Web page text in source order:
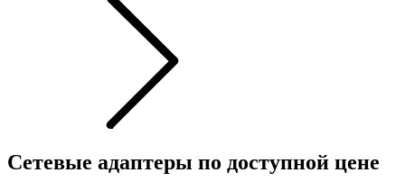
Сетевые адаптеры по доступной цене